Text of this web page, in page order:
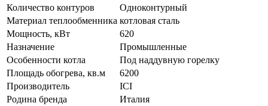
Количество контуров
Одноконтурный
Материал теплообменника котловая сталь
Мощность, кВт
620
Назначение
Промышленные
Особенности котла
Под наддувную горелку
Площадь обогрева, кв.м
6200
Производитель
ICI
Родина бренда
Италия